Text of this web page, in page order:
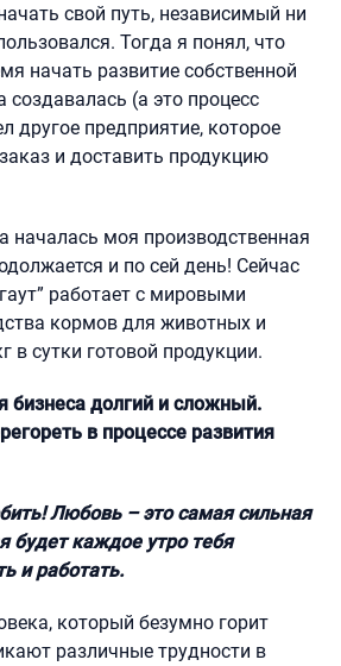
свой путь, независимый ни
Тогда я понял, что
начать развитие собственной
(а это процесс
другое предприятие, которое
и доставить продукцию
началась моя производственная
и по сей день! Сейчас
работает с мировыми
кормов для животных и
в сутки готовой продукции.
бизнеса долгий и сложный.
в процессе развития
Любовь – это самая сильная
будет каждое утро тебя
и работать.
который безумно горит
различные трудности в